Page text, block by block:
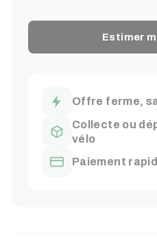
Estimer
Offre ferme,
Collecte ou
vélo
Paiement